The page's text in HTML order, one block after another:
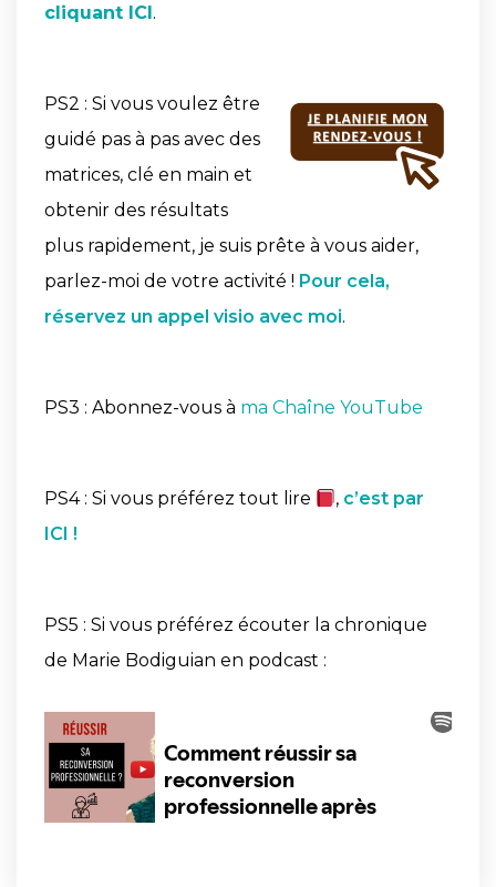
cliquant ICI .
PS2 : Si vous voulez être
guidé pas à pas avec des
matrices, clé en main et
obtenir des résultats
plus rapidement, je suis prête à vous aider,
parlez-moi de votre activité ! Pour cela,
réservez un appel visio avec moi.
PS3 : Abonnez-vous à ma Chaîne YouTube
PS4 : Si vous préférez tout lire , c’est par
ICI !
PS5 : Si vous préférez écouter la chronique
de Marie Bodiguian en podcast :